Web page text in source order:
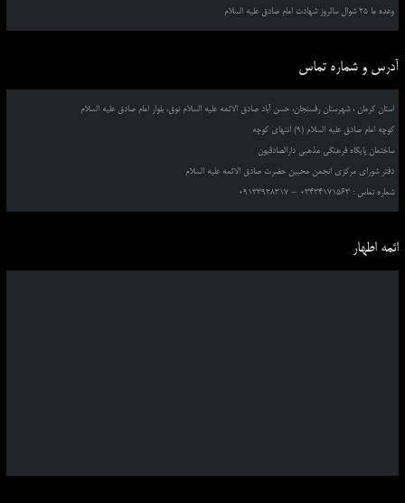
وعده ما 25 شوال سالروز شهادت امام صادق علیه السلام
آدرس و شماره تماس
استان کرمان ، شهرستان رفسنجان، حسن آباد صادق الائمه علیه السلام نوق، بلوار امام صادق علیه السلام
کوچه امام صادق علیه السلام (9) انتهای کوچه
ساختمان پایگاه فرهنگی مذهبی دارالصادقیون
دفتر شورای مرکزی انجمن محبین حضرت صادق الائمه علیه السلام
شماره تماس : 03434171563 – 09133928317
ائمه اطهار